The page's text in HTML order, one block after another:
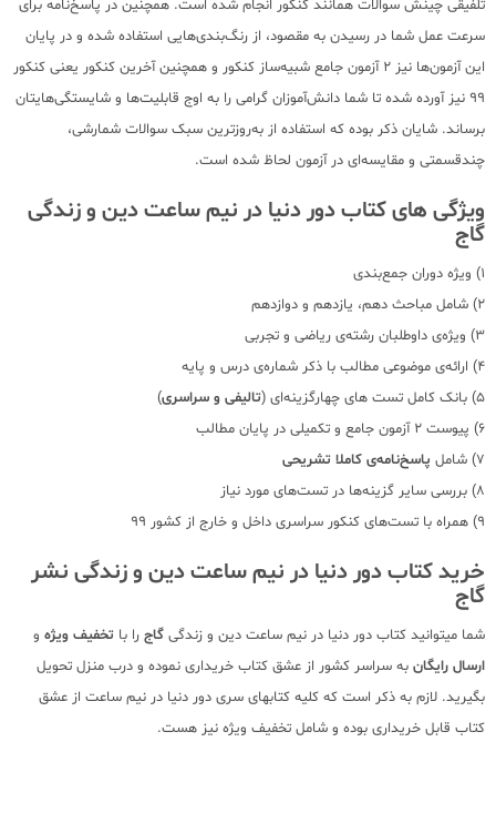
تلفیقی چینش سوالات همانند کنکور انجام شده است. همچنین در پاسخ‌نامه برای
سرعت عمل شما در رسیدن به مقصود، از رنگ‌بندی‌هایی استفاده شده و در پایان
این آزمون‌ها نیز 2 آزمون جامع شبیه‌ساز کنکور و همچنین آخرین کنکور یعنی کنکور
99 نیز آورده شده تا شما دانش‌آموزان گرامی را به اوج قابلیت‌ها و شایستگی‌هایتان
برساند. شایان ذکر بوده که استفاده از به‌روز‌ترین سبک سوالات شمارشی،
چندقسمتی و مقایسه‌ای در آزمون لحاظ شده است.
ویژگی های کتاب دور دنیا در نیم ساعت دین و زندگی
گاج
1) ویژه دوران جمع‌بندی
2) شامل مباحث دهم، یازدهم و دوازدهم
3) ویژه‌ی داوطلبان رشته‌ی ریاضی و تجربی
4) ارائه‌ی موضوعی مطالب با ذکر شماره‌ی درس و پایه
5) بانک کامل تست های چهارگزینه‌ای (
تالیفی و سراسری)
6) پیوست 2 آزمون جامع و تکمیلی در پایان مطالب
7) شامل
پاسخ‌نامه‌ی کاملا تشریحی
8) بررسی سایر گزینه‌ها در تست‌های مورد نیاز
9) همراه با تست‌های کنکور سراسری داخل و خارج از کشور 99
خرید کتاب دور دنیا در نیم ساعت دین و زندگی نشر
گاج
شما میتوانید کتاب دور دنیا در نیم ساعت دین و زندگی گاج را با تخفیف ویژه و
ارسال رایگان به سراسر کشور از عشق کتاب خریداری نموده و درب منزل تحویل
بگیرید. لازم به ذکر است که کلیه کتابهای سری دور دنیا در نیم ساعت از عشق
کتاب قابل خریداری بوده و شامل تخفیف ویژه نیز هست.